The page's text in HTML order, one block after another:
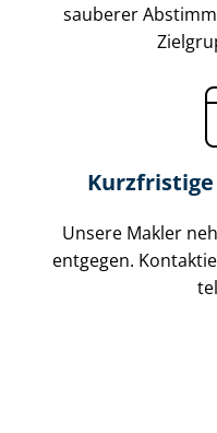
sauberer
Unsere Makler
entgegen.